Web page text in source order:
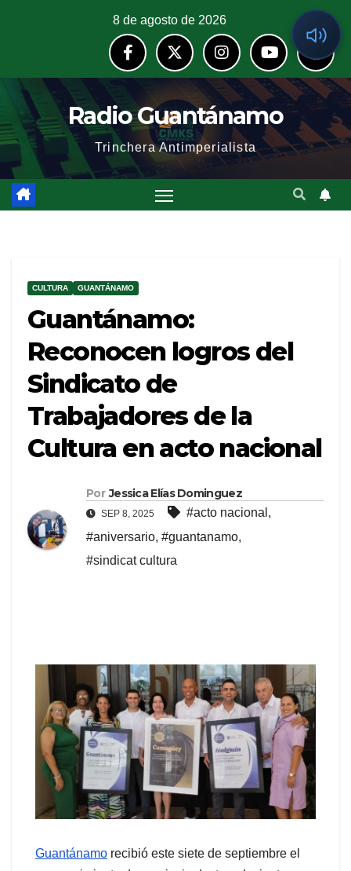
8 de agosto de 2026
Radio Guantánamo
Trinchera Antimperialista
CULTURA GUANTÁNAMO
Guantánamo:
Reconocen logros del
Sindicato de
Trabajadores de la
Cultura en acto nacional
Por Jessica Elías Dominguez
SEP 8, 2025 #acto nacional ,
#aniversario, #guantanamo,
#sindicat cultura
Guantánamo recibió este siete de septiembre el